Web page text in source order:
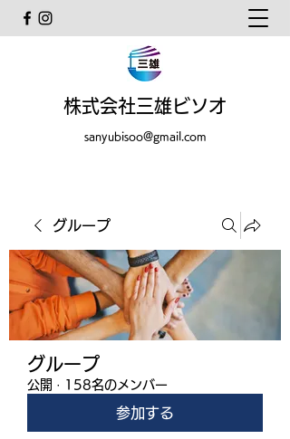
株式会社三雄ビソオ
sanyubisoo@gmail.com
グループ
グループ
公開 · 158名のメンバー
参加する